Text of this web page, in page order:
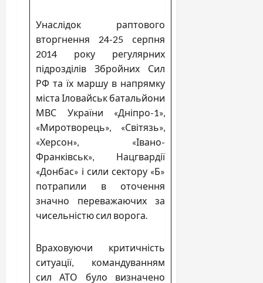
Унаслідок раптового
вторгнення 24-25 серпня
2014 року регулярних
підрозділів Збройних Сил
РФ та їх маршу в напрямку
міста Іловайськ батальйони
МВС України «Дніпро-1»,
«Миротворець», «Світязь»,
«Херсон», «Івано-
Франківськ», Нацгвардії
«Донбас» і сили сектору «Б»
потрапили в оточення
значно переважаючих за
чисельністю сил ворога.
Враховуючи критичність
ситуації, командуванням
сил АТО було визначено